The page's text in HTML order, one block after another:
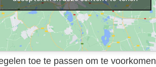
toe te passen om te voorkomen